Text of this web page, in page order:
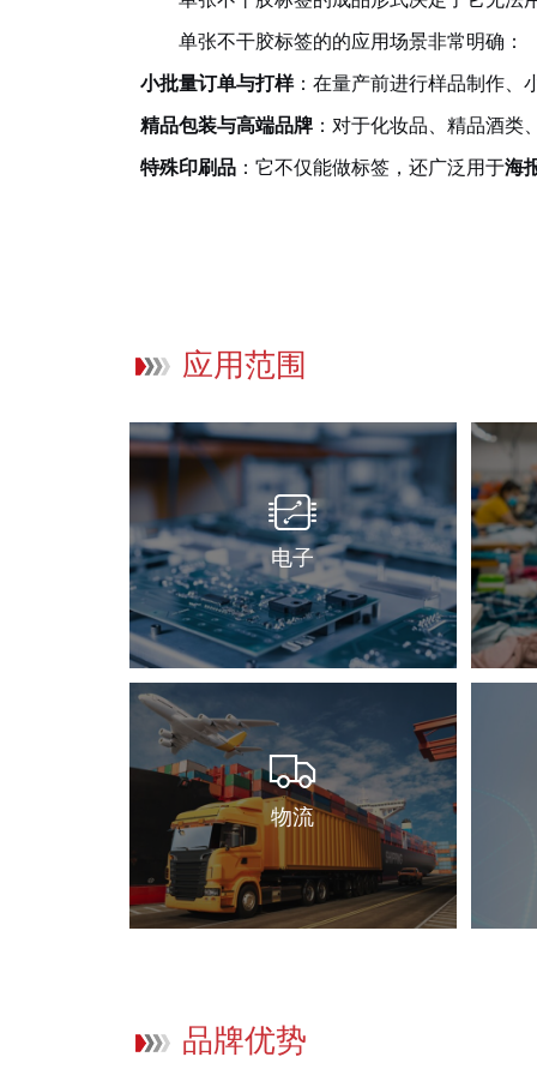
单张不干胶标签的的应用场景非常明确：
小批量订单与打样：在量产前进行样品制作、
精品包装与高端品牌 ：对于化妆品、精品酒
特殊印刷品 ：它不仅能做标签，还广泛用于海
应用范围
电子
物流
品牌优势